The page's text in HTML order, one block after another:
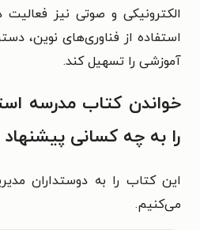
الکترونیکی و صوتی نیز
استفاده از فناوری‌های نوین،
آموزشی را تسهیل کند.
خواندن کتاب مدرسه
را به چه کسانی
این کتاب را به دوستداران
می‌کنیم.